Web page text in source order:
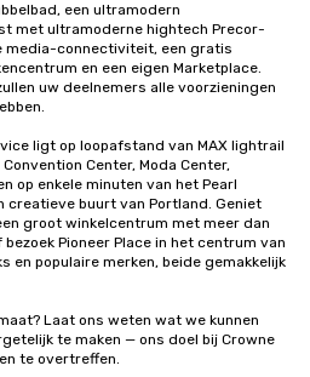
een ultramodern
met ultramoderne hightech Precor-
media-connectiviteit, een gratis
en een eigen Marketplace.
uw deelnemers alle voorzieningen
ligt op loopafstand van MAX lightrail
Center, Moda Center,
op enkele minuten van het Pearl
creatieve buurt van Portland. Geniet
groot winkelcentrum met meer dan
Pioneer Place in het centrum van
en populaire merken, beide gemakkelijk
Laat ons weten wat we kunnen
te maken — ons doel bij Crowne
te overtreffen.